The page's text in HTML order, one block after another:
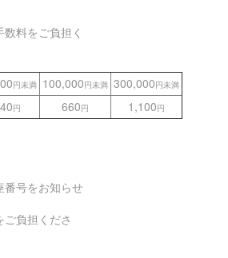
料をご負担く
円未満 100,000円未満 300,000円未満
円 660円 1,100円
番号をお知らせ
負担くださ